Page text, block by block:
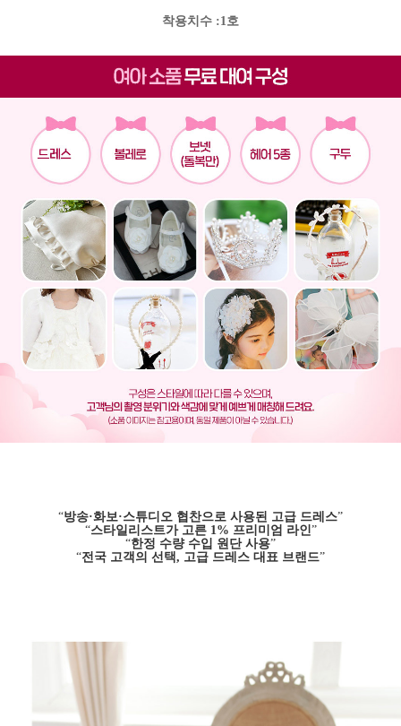
착용치수 :1호
“방송·화보·스튜디오 협찬으로 사용된 고급 드레스”
“스타일리스트가 고른 1% 프리미엄 라인”
“한정 수량 수입 원단 사용”
“전국 고객의 선택, 고급 드레스 대표 브랜드”